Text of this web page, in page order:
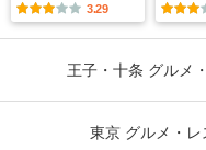
3.29
王子・十条 グルメ
東京 グルメ・レ